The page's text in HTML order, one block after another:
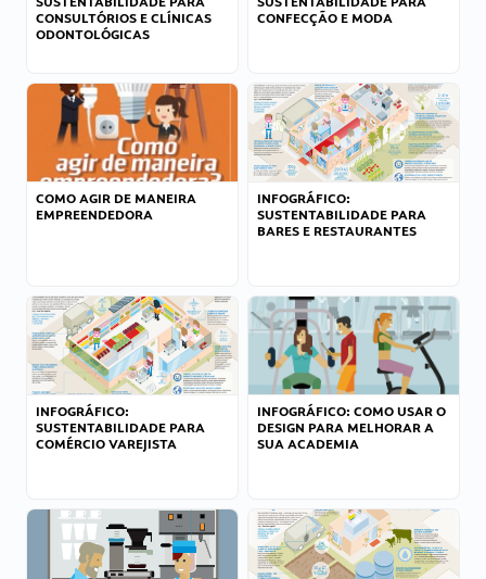
CONSULTÓRIOS E CLÍNICAS
ODONTOLÓGICAS
CONFECÇÃO E MODA
COMO AGIR DE MANEIRA
EMPREENDEDORA
INFOGRÁFICO:
SUSTENTABILIDADE PARA
BARES E RESTAURANTES
INFOGRÁFICO:
SUSTENTABILIDADE PARA
COMÉRCIO VAREJISTA
INFOGRÁFICO: COMO USAR O
DESIGN PARA MELHORAR A
SUA ACADEMIA